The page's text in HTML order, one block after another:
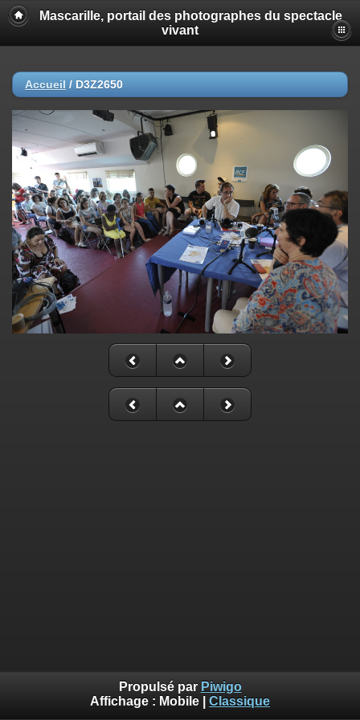
Mascarille, portail des photographes du spectacle
vivant
Accueil / D3Z2650
Propulsé par Piwigo
Affichage : Mobile Classique